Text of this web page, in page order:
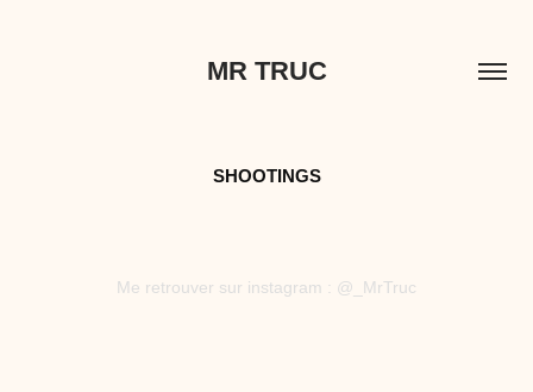
MR TRUC
SHOOTINGS
Me retrouver sur instagram : @_MrTruc